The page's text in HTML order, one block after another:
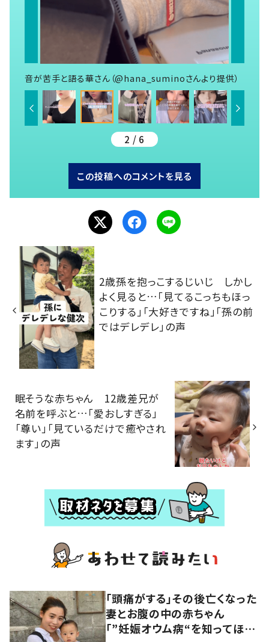
音が苦手と語る華さん（@hana_suminoさんより提供）
2 / 6
この投稿へのコメントを見る
2歳孫を抱っこするじいじ しかし
よく見ると…「見てるこっちもほっ
こりする」「大好きですね」「孫の前
ではデレデレ」の声
眠そうな赤ちゃん 12歳差兄が
名前を呼ぶと…「愛おしすぎる」
「尊い」「見ているだけで癒やされ
ます」の声
「頭痛がする」その後亡くなった
妻とお腹の中の赤ちゃん
「”妊娠オウム病“を知ってほし